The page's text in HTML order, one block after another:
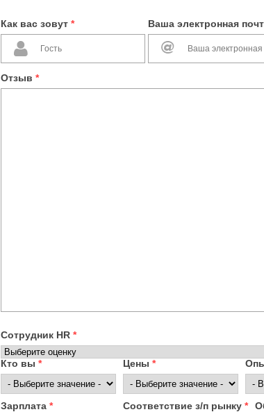
Как вас зовут * Ваша электронная
Отзыв *
Сотрудник HR *
Кто вы * Цены *
Зарплата * Соответствие з/п рынку *